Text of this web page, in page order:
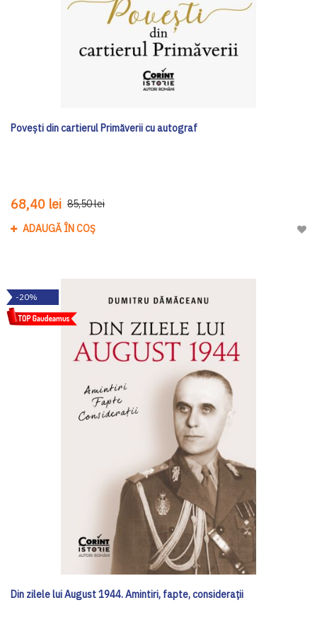
Povești din cartierul Primăverii cu autograf
68,40 lei 85,50 lei
ADAUGĂ ÎN COȘ
-20%
Din zilele lui August 1944. Amintiri, fapte, considerații